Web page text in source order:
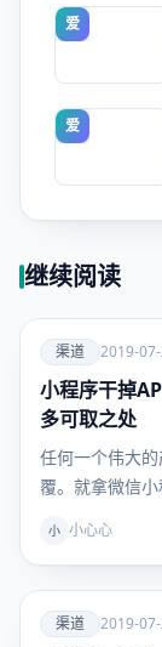
爱
爱
继续阅读
爱
渠道
渠道 2019-
小程序干掉
多可取之处
任何一个伟大
覆。就拿微信
小 小心心
爱
渠道 2019-